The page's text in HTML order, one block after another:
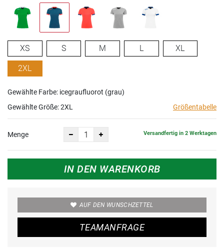
XS S M L XL
2XL
Gewählte Farbe: icegraufluorot (grau)
Gewählte Größe:2XL Größentabelle
Menge Versandfertig in 2 Werktagen
IN DEN WARENKORB
AUF DEN WUNSCHZETTEL
TEAMANFRAGE